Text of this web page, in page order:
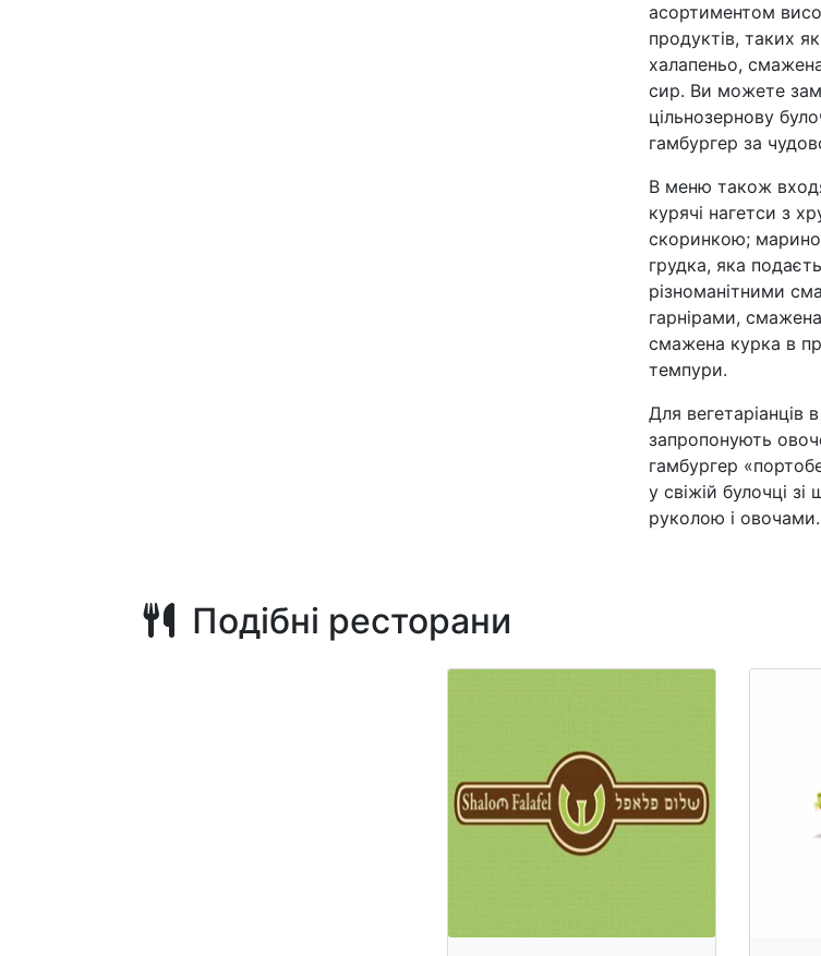
асортиментом
продуктів, таких
халапеньо,
сир. Ви можете
цільнозернову
гамбургер за
В меню також
курячі нагетси з
скоринкою;
грудка, яка
різноманітними
гарнірами,
смажена курка в
темпури.
Для вегетаріанців
запропонують
гамбургер
у свіжій булочці
руколою і овочами.
Подібні ресторани